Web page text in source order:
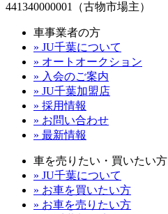
441340000001（古物市場主）
車事業者の方
» JU千葉について
» オートオークション
» 入会のご案内
» JU千葉加盟店
» 採用情報
» お問い合わせ
» 最新情報
車を売りたい・買いたい方
» JU千葉について
» お車を買いたい方
» お車を売りたい方